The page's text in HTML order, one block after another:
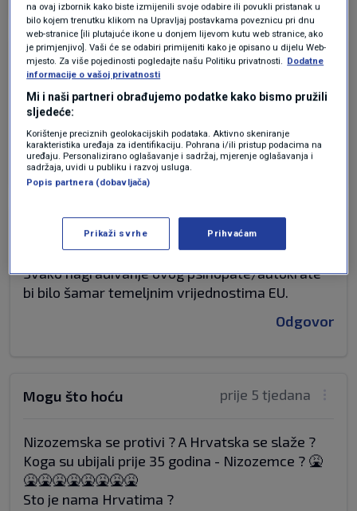
prije 5 tjedana
Darko
Vece glavobolje od Orbana, znao bi Vučić. To
postaviti , pa bi se u eu čudili nakon….
Odgovor
prije 5 tjedana
Svako nagrađivanje ovog psihopate/autokrate
bi bilo šamar temeljnim vrijednostima EU.
Odgovor
prije 5 tjedana
Mogu što hoću
Nizozemska se protivi ? A Hrvatska se slaže ?
Koga su ubijali prije 35 godina - Nizozemce ? 🤮
🤮🤮🤮🤮🤮🤮🤮🤮
Sto je nama Hrvatima ?
na ovaj izbornik kako biste izmijenili svoje odabire ili povukli pristanak u
bilo kojem trenutku klikom na Upravljaj postavkama poveznicu pri dnu
web-stranice [ili plutajuće ikone u donjem lijevom kutu web stranice, ako
je primjenjivo]. Vaši će se odabiri primijeniti kako je opisano u dijelu Web-
mjesto. Za više pojedinosti pogledajte našu Politiku privatnosti. Dodatne
informacije o vašoj privatnosti
Mi i naši partneri obrađujemo podatke kako bismo pružili
sljedeće:
Korištenje preciznih geolokacijskih podataka. Aktivno skeniranje
karakteristika uređaja za identifikaciju. Pohrana i/ili pristup podacima na
uređaju. Personalizirano oglašavanje i sadržaj, mjerenje oglašavanja i
sadržaja, uvidi u publiku i razvoj usluga.
Popis partnera (dobavljača)
Prikaži svrhe Prihvaćam